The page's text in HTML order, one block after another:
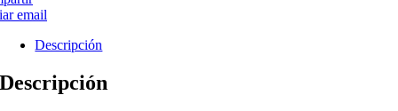
email
Descripción
Descripción